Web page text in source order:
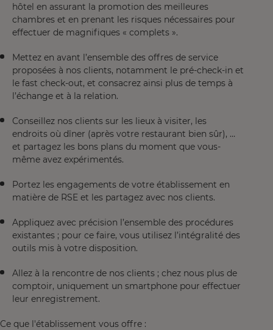
hôtel en assurant la promotion des meilleures
chambres et en prenant les risques nécessaires pour
effectuer de magnifiques « complets ».
Mettez en avant l’ensemble des offres de service
proposées à nos clients, notamment le pré-check-in et
le fast check-out, et consacrez ainsi plus de temps à
l’échange et à la relation.
Conseillez nos clients sur les lieux à visiter, les
endroits où dîner (après votre restaurant bien sûr), …
et partagez les bons plans du moment que vous-
même avez expérimentés.
Portez les engagements de votre établissement en
matière de RSE et les partagez avec nos clients.
Appliquez avec précision l’ensemble des procédures
existantes ; pour ce faire, vous utilisez l’intégralité des
outils mis à votre disposition.
Allez à la rencontre de nos clients ; chez nous plus de
comptoir, uniquement un smartphone pour effectuer
leur enregistrement.
Ce que l'établissement vous offre :